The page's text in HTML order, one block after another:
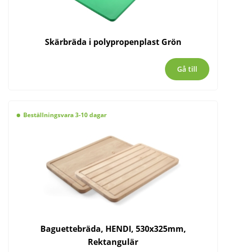
Skärbräda i polypropenplast Grön
Gå till
Beställningsvara 3-10 dagar
Baguettebräda, HENDI, 530x325mm,
Rektangulär